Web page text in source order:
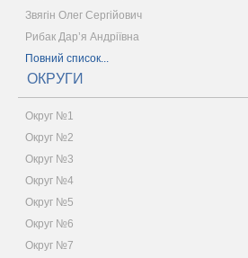
Звягін Олег Сергійович
Рибак Дар’я Андріївна
Повний список...
ОКРУГИ
Округ №1
Округ №2
Округ №3
Округ №4
Округ №5
Округ №6
Округ №7